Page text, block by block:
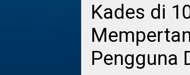
Kades di
Pengguna